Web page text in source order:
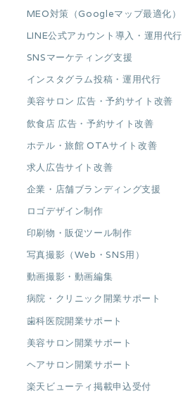
MEO対策（Googleマップ最適化）
LINE公式アカウント導入・運用代行
SNSマーケティング支援
インスタグラム投稿・運用代行
美容サロン 広告・予約サイト改善
飲食店 広告・予約サイト改善
ホテル・旅館 OTAサイト改善
求人広告サイト改善
企業・店舗ブランディング支援
ロゴデザイン制作
印刷物・販促ツール制作
写真撮影（Web・SNS用）
動画撮影・動画編集
病院・クリニック開業サポート
歯科医院開業サポート
美容サロン開業サポート
ヘアサロン開業サポート
楽天ビューティ掲載申込受付